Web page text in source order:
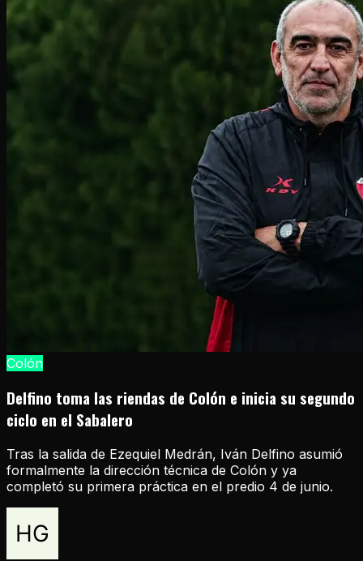
Colón
Delfino toma las riendas de Colón e inicia su segundo
ciclo en el Sabalero
Tras la salida de Ezequiel Medrán, Iván Delfino asumió
formalmente la dirección técnica de Colón y ya
completó su primera práctica en el predio 4 de junio.